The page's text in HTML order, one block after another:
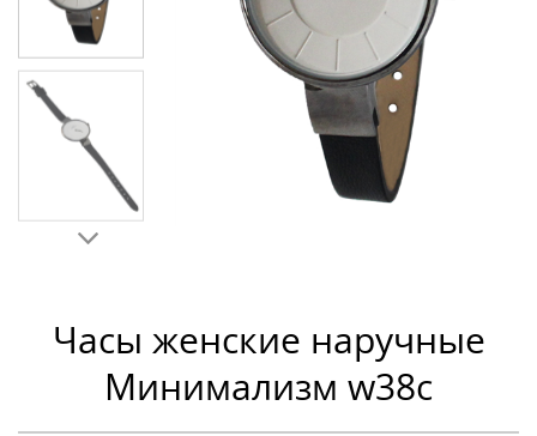
Часы женские наручные
Минимализм w38c